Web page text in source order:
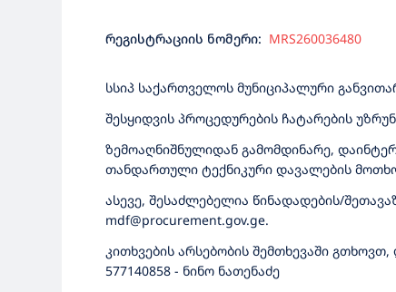
რეგისტრაციის ნომერი: MRS260036480
სსიპ საქართველოს მუნიციპალური
შესყიდვის პროცედურების ჩატარების
ზემოაღნიშნულიდან გამომდინარე,
თანდართული ტექნიკური დავალების
ასევე, შესაძლებელია წინადადების/
mdf@procurement.gov.ge.
კითხვების არსებობის შემთხევაში
577140858 - ნინო ნათენაძე